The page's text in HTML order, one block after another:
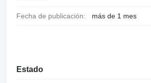
Fecha de publicación: más de 1 mes
Estado